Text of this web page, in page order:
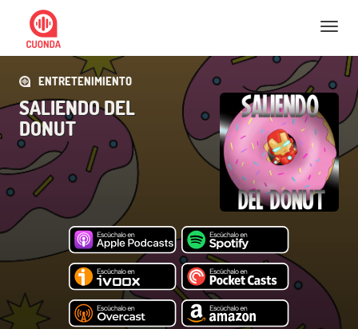
Nav
ENTRETENIMIENTO
SALIENDO DEL
DONUT